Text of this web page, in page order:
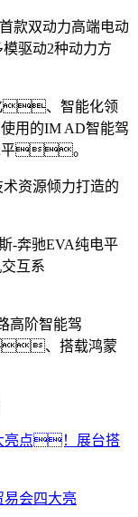
款双动力高端电动
驱动2种动力方
、智能化领
用的IM AD智能驾
平。
资源倾力打造的
-奔驰EVA纯电平
互系
高阶智能驾
、搭载鸿蒙
亮点！展台搭
易会四大亮